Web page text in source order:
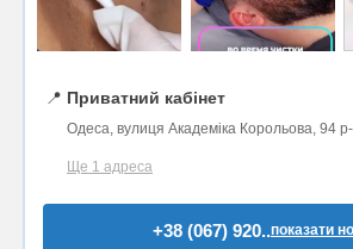
📍 Приватний кабінет
Одеса, вулиця Академіка Корольова, 94 р-
Ще 1 адреса
+38 (067) 920..показати